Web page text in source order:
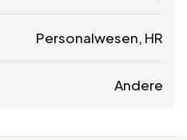
Personalwesen, HR
Andere